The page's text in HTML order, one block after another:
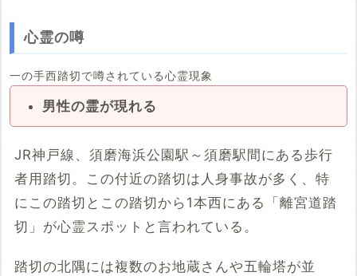
心霊の噂
一の手西踏切で噂されている心霊現象
男性の霊が現れる
JR神戸線、須磨海浜公園駅～須磨駅間にある歩行
者用踏切。この付近の踏切は人身事故が多く、特
にこの踏切とこの踏切から1本西にある「離宮道踏
切」が心霊スポットと言われている。
踏切の北隅には複数のお地蔵さんや五輪塔が並